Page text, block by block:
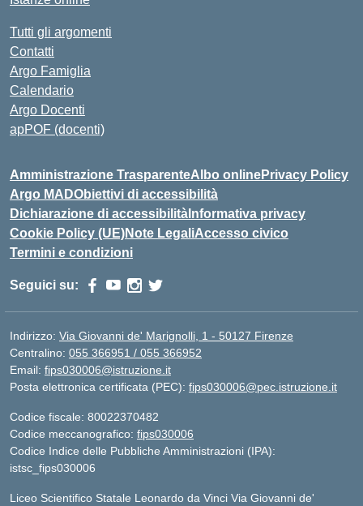
Tutti gli argomenti
Contatti
Argo Famiglia
Calendario
Argo Docenti
apPOF (docenti)
Amministrazione TrasparenteAlbo onlinePrivacy Policy
Argo MADObiettivi di accessibilità
Dichiarazione di accessibilità Informativa privacy
Cookie Policy (UE)Note LegaliAccesso civico
Termini e condizioni
Seguici su:
Indirizzo: Via Giovanni de' Marignolli, 1 - 50127 Firenze
Centralino: 055 366951 / 055 366952
Email: fips030006@istruzione.it
Posta elettronica certificata (PEC): fips030006@pec.istruzione.it
Codice fiscale: 80022370482
Codice meccanografico: fips030006
Codice Indice delle Pubbliche Amministrazioni (IPA):
istsc_fips030006
Liceo Scientifico Statale Leonardo da Vinci Via Giovanni de'